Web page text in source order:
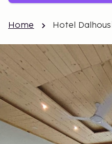
Home Hotel